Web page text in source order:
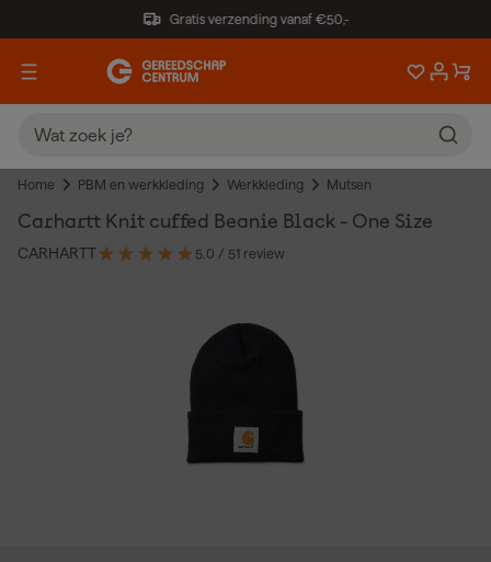
Gratis verzending vanaf €50,-
Home PBM en werkkleding Werkkleding Mutsen
Carhartt Knit cuffed Beanie Black - One Size
CARHARTT 5.0 / 51 review